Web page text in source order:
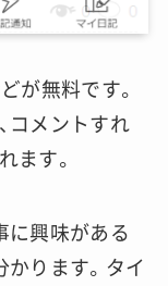
が無料です。
コメントすれ
ます。
に興味がある
ります。タイ